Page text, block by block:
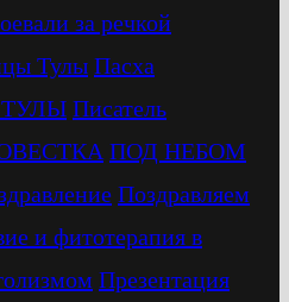
за речкой
Тулы Пасха
Писатель
ПОД НЕБОМ
Поздравляем
и фитотерапия в
Презентация